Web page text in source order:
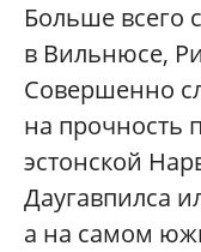
Больше всего
в Вильнюсе,
Совершенно
на прочность
эстонской
Даугавпилса
а на самом